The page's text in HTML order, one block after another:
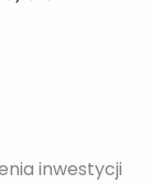
inwestycji